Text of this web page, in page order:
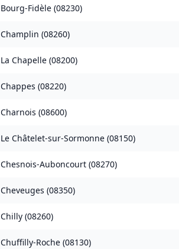
Bourg-Fidèle (08230)
Champlin (08260)
La Chapelle (08200)
Chappes (08220)
Charnois (08600)
Le Châtelet-sur-Sormonne (08150)
Chesnois-Auboncourt (08270)
Cheveuges (08350)
Chilly (08260)
Chuffilly-Roche (08130)